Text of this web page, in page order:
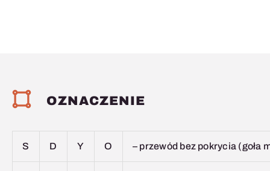
OZNACZENIE
S D Y O – przewód bez pokrycia (goła